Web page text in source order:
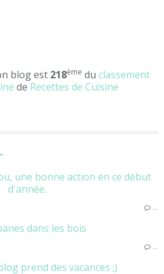
une bonne action en ce début
d'année.
dans les bois
prend des vacances ;)
blog est 218ème du classement
de Recettes de Cuisine